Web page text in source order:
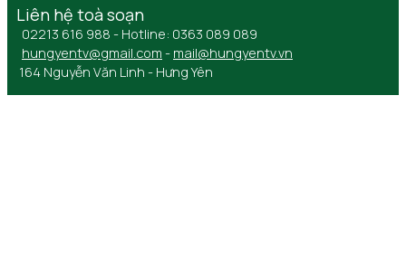
Liên hệ toà soạn
02213 616 988 - Hotline: 0363 089 089
hungyentv@gmail.com - mail@hungyentv.vn
164 Nguyễn Văn Linh - Hưng Yên